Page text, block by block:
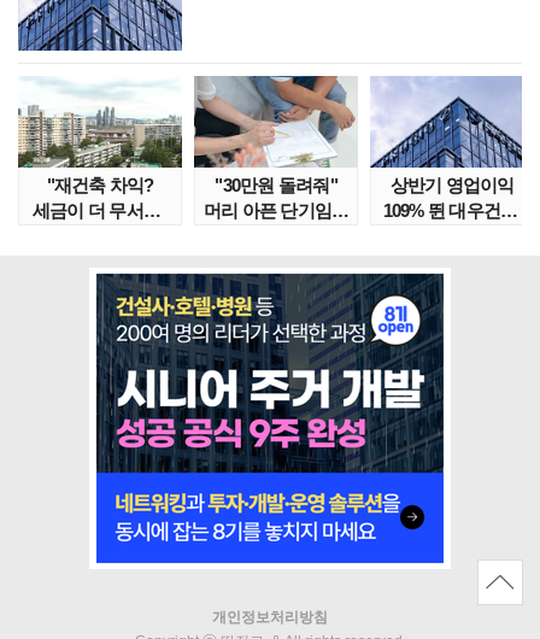
"재건축 차익?
세금이 더 무서워"
"30만원 돌려줘"
머리 아픈 단기임대
상반기 영업이익
109% 뛴 대우건설,
개인정보처리방침